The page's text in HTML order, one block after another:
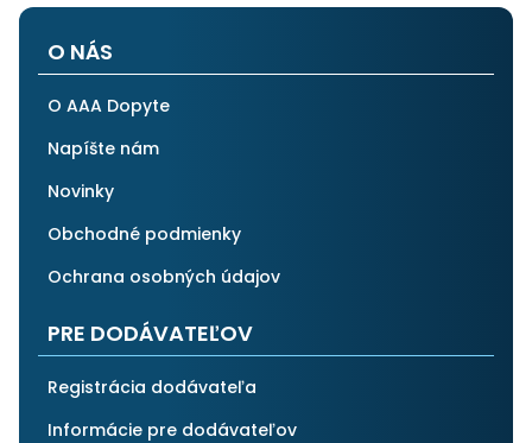
O NÁS
O AAA Dopyte
Napíšte nám
Novinky
Obchodné podmienky
Ochrana osobných údajov
PRE DODÁVATEĽOV
Registrácia dodávateľa
Informácie pre dodávateľov